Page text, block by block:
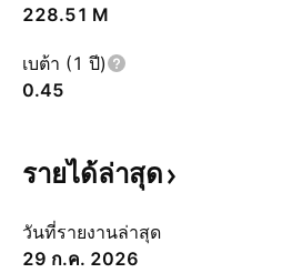
‪228.51 M‬
เบต้า (1 ปี)
0.45
รายได้ล่าสุด
วันที่รายงานล่าสุด
29 ก.ค. 2026